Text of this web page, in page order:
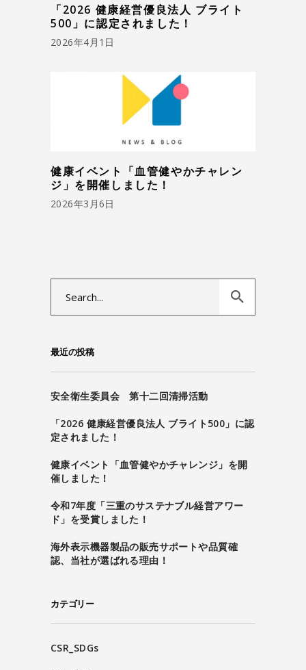
「2026 健康経営優良法人 ブライト
500」に認定されました！
2026年4月1日
健康イベント「血管健やかチャレン
ジ」を開催しました！
2026年3月6日
最近の投稿
安全衛生委員会 第十二回清掃活動
「2026 健康経営優良法人 ブライト500」に認
定されました！
健康イベント「血管健やかチャレンジ」を開
催しました！
令和7年度「三重のサステナブル経営アワー
ド」を受賞しました！
海外表示機器製品の販売サポートや品質確
認、当社が選ばれる理由！
カテゴリー
CSR_SDGs